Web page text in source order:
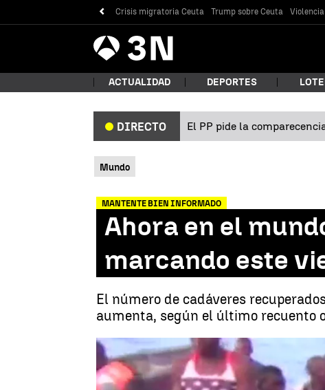
Crisis migratoria Ceuta Trump sobre Ceuta
Antena
3 Noticias
ACTUALIDAD DEPORTES
DIRECTO El PP pide la
Mundo
MANTENTE BIEN INFORMADO
Ahora en el
marcando este
El número de cadáveres
aumenta, según el último recuento